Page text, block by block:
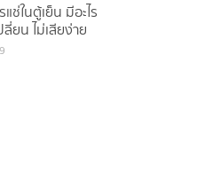
ช่ในตู้เย็น มีอะไร
ยน ไม่เสียง่าย